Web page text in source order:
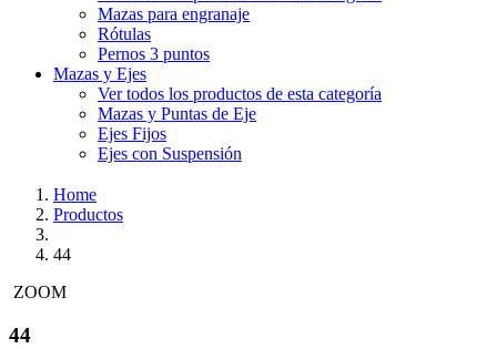
Mazas para engranaje
Rótulas
Pernos 3 puntos
Mazas y Ejes
Ver todos los productos de esta categoría
Mazas y Puntas de Eje
Ejes Fijos
Ejes con Suspensión
Home
Productos
44
ZOOM
44